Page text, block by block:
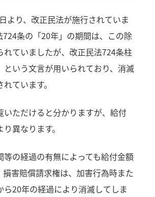
より、改正民法が施行されていま
724条の「20年」の期間は、この除
れていましたが、改正民法724条柱
という文言が用いられており、消滅
ています。
いただけると分かりますが、給付
異なります。
等の経過の有無によっても給付金額
損害賠償請求権は、加害行為時また
ら20年の経過により消滅してしま